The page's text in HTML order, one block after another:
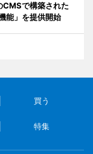
CMSで構築された
能」を提供開始
買う
特集